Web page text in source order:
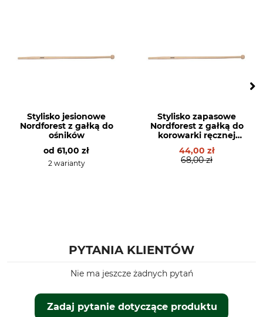
Stylisko jesionowe
Nordforest z gałką do
ośników
od 61,00 zł
2 warianty
Stylisko zapasowe
Nordforest z gałką do
korowarki ręcznej
Dauner
44,00 zł
68,00 zł
PYTANIA KLIENTÓW
Zadaj pytanie dotyczące produktu
Nie ma jeszcze żadnych pytań